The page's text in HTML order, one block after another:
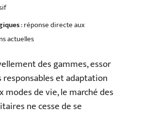
: réponse directe aux
actuelles
des gammes, essor
et adaptation
modes de vie, le marché des
ne cesse de se